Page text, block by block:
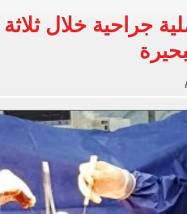
هدية استثنائية بعد انضمامه لـ
يضع اللمسات الأخيرة لضم هيثم
3170 عملية جراحية خلال